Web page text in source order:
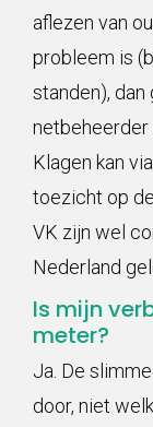
aflezen van
probleem is
standen), dan
netbeheerder
Klagen kan
toezicht op
VK zijn wel
Nederland
Is mijn
meter?
Ja. De
door, niet